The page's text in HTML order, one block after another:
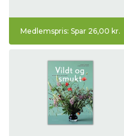
Medlemspris: Spar 26,00 kr.